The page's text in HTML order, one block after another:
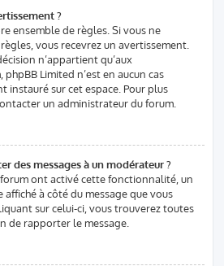
?
ensemble de règles. Si vous ne
vous recevrez un avertissement.
n’appartient qu’aux
Limited n’est en aucun cas
instauré sur cet espace. Pour plus
un administrateur du forum.
des messages à un modérateur ?
ont activé cette fonctionnalité, un
à côté du message que vous
sur celui-ci, vous trouverez toutes
de rapporter le message.